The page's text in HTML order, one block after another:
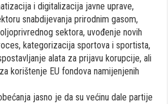
i digitalizacija javne uprave,
snabdijevanja prirodnim gasom,
sektora, uvođenje novih
kategorizacija sportova i sportista,
alata za prijavu korupcije, ali
korištenje EU fondova namijenjenih
jasno je da su većinu dale partije